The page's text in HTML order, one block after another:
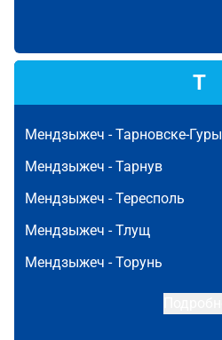
Т
Мендзыжеч -Тарновске-Гуры
Мендзыжеч -Тарнув
Мендзыжеч -Тересполь
Мендзыжеч -Тлущ
Мендзыжеч -Торунь